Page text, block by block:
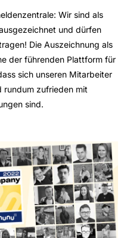
Wir sind als
und dürfen
Die Auszeichnung als
der führenden Plattform für
sich unseren Mitarbeiter
rundum zufrieden mit
sind.